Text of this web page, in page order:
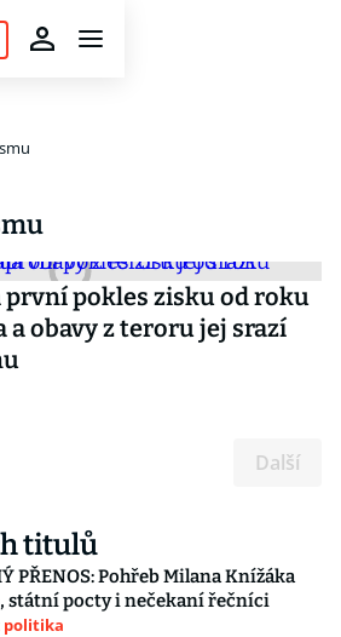
první pokles zisku od roku
a obavy z teroru jej srazí
Další
titulů
PŘENOS: Pohřeb Milana Knížáka
státní pocty i nečekaní řečníci
politika